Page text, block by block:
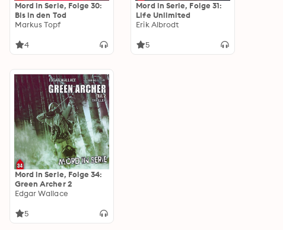
Mord in Serie, Folge 30:
Bis in den Tod
Markus Topf
4
Mord in Serie, Folge 31:
Life Unlimited
Erik Albrodt
5
Mord in Serie, Folge 34:
Green Archer 2
Edgar Wallace
5